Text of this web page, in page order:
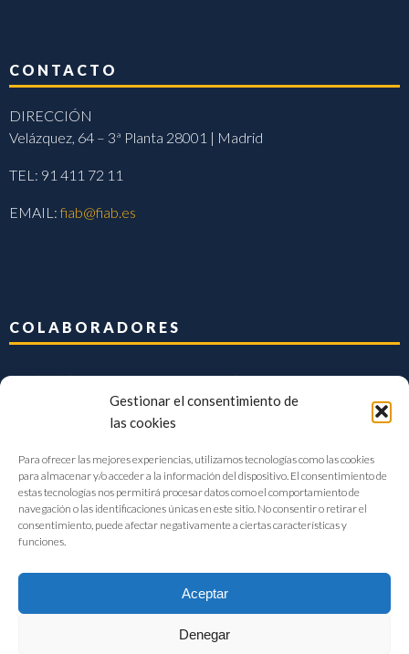
Gestionar el consentimiento de
las cookies
Para ofrecer las mejores experiencias, utilizamos tecnologías como las cookies
para almacenar y/o acceder a la información del dispositivo. El consentimiento de
estas tecnologías nos permitirá procesar datos como el comportamiento de
navegación o las identificaciones únicas en este sitio. No consentir o retirar el
consentimiento, puede afectar negativamente a ciertas características y
funciones.
Aceptar
Denegar
CONTACTO
DIRECCIÓN
Velázquez, 64 – 3ª Planta 28001 | Madrid
TEL: 91 411 72 11
EMAIL:fiab@fiab.es
COLABORADORES